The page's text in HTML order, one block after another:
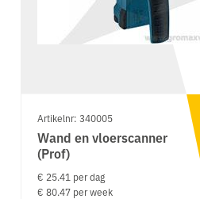
Artikelnr: 340005
Wand en vloerscanner
(Prof)
€ 25.41 per dag
€ 80.47 per week